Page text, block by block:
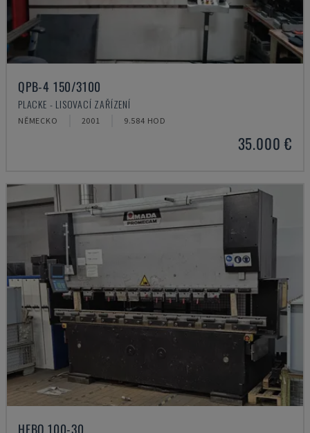
QPB-4 150/3100
PLACKE - LISOVACÍ ZAŘÍZENÍ
NĚMECKO 2001 9.584 HOD
35.000 €
HFBO 100-30